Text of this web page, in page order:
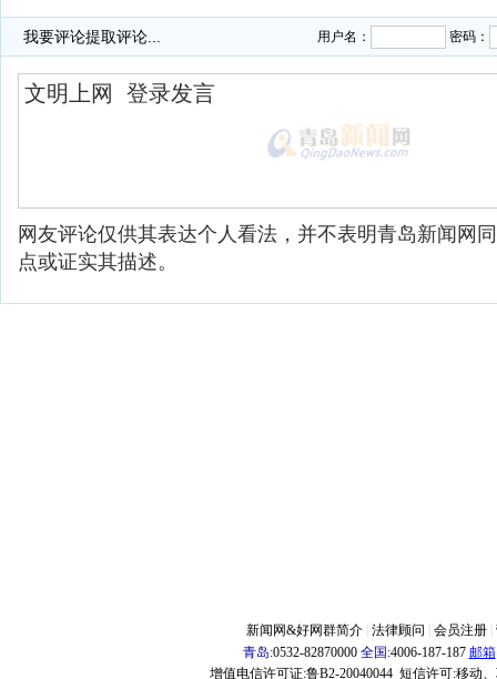
我要评论提取评论... 用户名： 密码：
网友评论仅供其表达个人看法，并不表明青岛新闻网
点或证实其描述。